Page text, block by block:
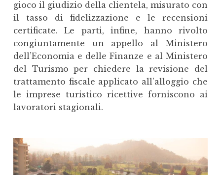
gioco il giudizio della clientela, misurato con
il tasso di fidelizzazione e le recensioni
certificate. Le parti, infine, hanno rivolto
congiuntamente un appello al Ministero
dell’Economia e delle Finanze e al Ministero
del Turismo per chiedere la revisione del
trattamento fiscale applicato all’alloggio che
le imprese turistico ricettive forniscono ai
lavoratori stagionali.